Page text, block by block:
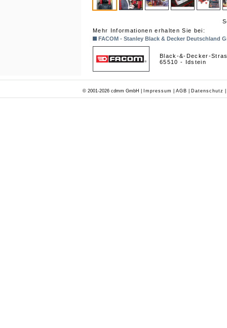
Mehr Informationen erhalten Sie bei:
FACOM - Stanley Black & Decker Deutschland
Black-&-Decker-
65510 - Idstein
© 2001-2026 cdmm GmbH | Impressum AGB Datenschutz